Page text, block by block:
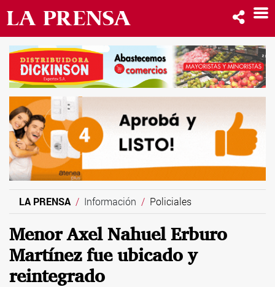
LA PRENSA Información Policiales
Menor Axel Nahuel Erburo
Martínez fue ubicado y
reintegrado